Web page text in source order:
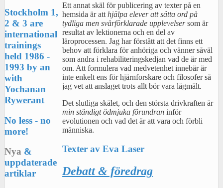
Ett annat skäl för publicering av texter på en
hemsida är atthjälpa elever att sätta ord på
tydliga men svårförklarade upplevelsersom är
resultat av lektionerna och en del av
läroprocessen. Jag har förstått att det finns ett
behov att förklara för anhöriga och vänner såväl
som andra i rehabiliteringskedjan vad de är med
om. Att formulera vad medvetenhet innebär är
inte enkelt ens för hjärnforskare och filosofer så
jag vet att anslaget trots allt bör vara lågmält.
Det slutliga skälet, och den största drivkraften är
min ständigt ödmjuka förundran inför
evolutionen och vad det är att vara och förbli
människa.
Texter av Eva Laser
Debatt & föredrag
Stockholm 1,
2 & 3 are
international
trainings
held 1986 -
1993 by an
with
Yochanan
Rywerant
No less - no
more!
Nya &
uppdaterade
artiklar